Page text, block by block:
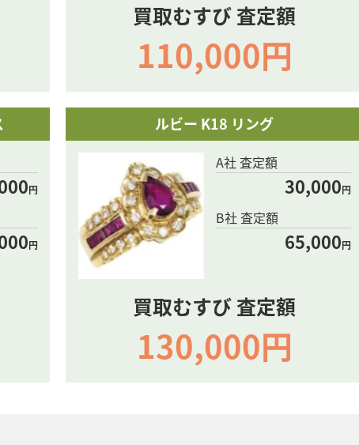
買取むすび 査定額
110,000円
円
円
ルビー K18 リング
A社 査定額
30,000円
B社 査定額
65,000円
買取むすび 査定額
130,000円